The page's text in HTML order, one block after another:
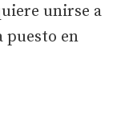
unirse a
puesto en